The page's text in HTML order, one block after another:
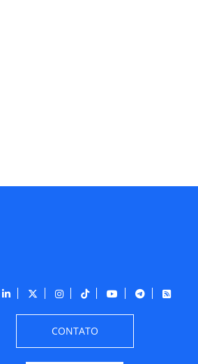
CONTATO